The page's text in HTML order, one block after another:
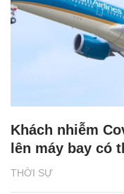
THỜI SỰ
Khách nhiễm
lên máy bay có